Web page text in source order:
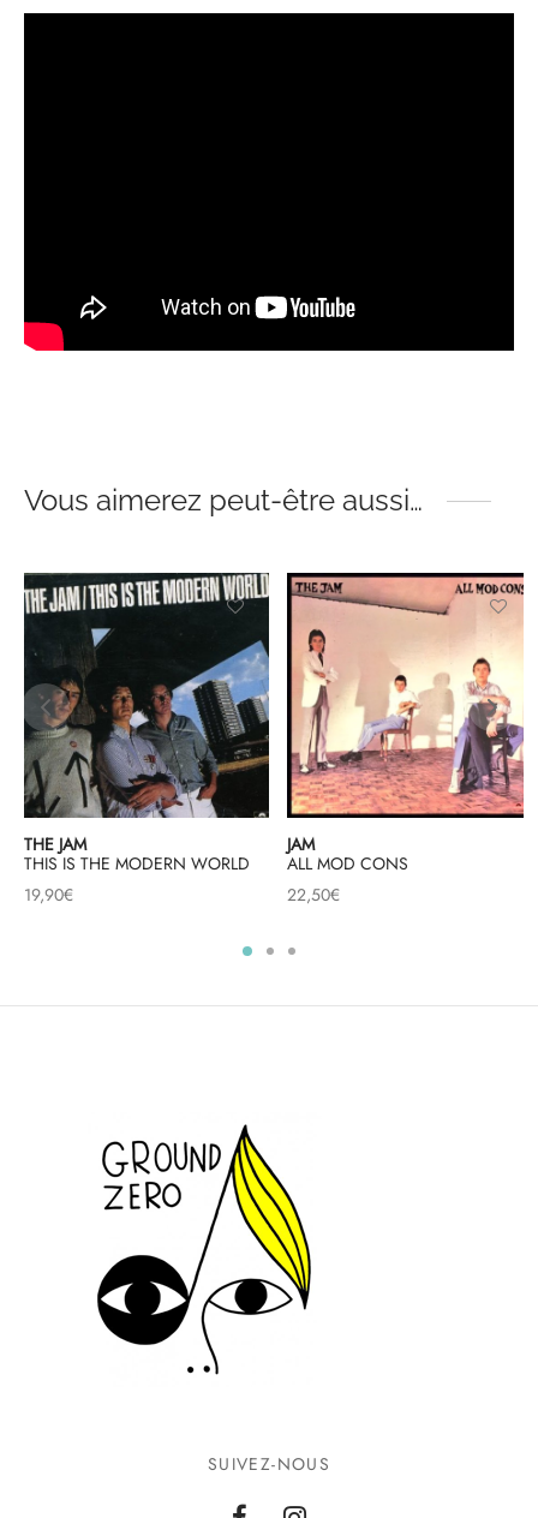
Vous aimerez peut-être aussi…
THE JAM
THIS IS THE MODERN WORLD
19,90€
JAM
ALL MOD CONS
22,50€
SUIVEZ-NOUS